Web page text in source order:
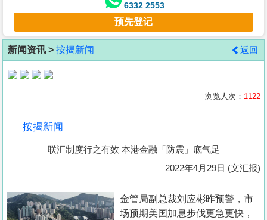
客
地
产
置
6332 2553
预先登记
新闻资讯 > 按揭新闻 返回
浏览人次： 1122
按揭新闻
联汇制度行之有效 本港金融「防震」底气足
2022年4月29日 (文汇报)
金管局副总裁刘应彬昨预警，市
场预期美国加息步伐更急更快，